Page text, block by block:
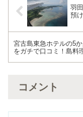
羽
預
宮古島東急ホテルの5
をガチで口コミ！島料
コメント